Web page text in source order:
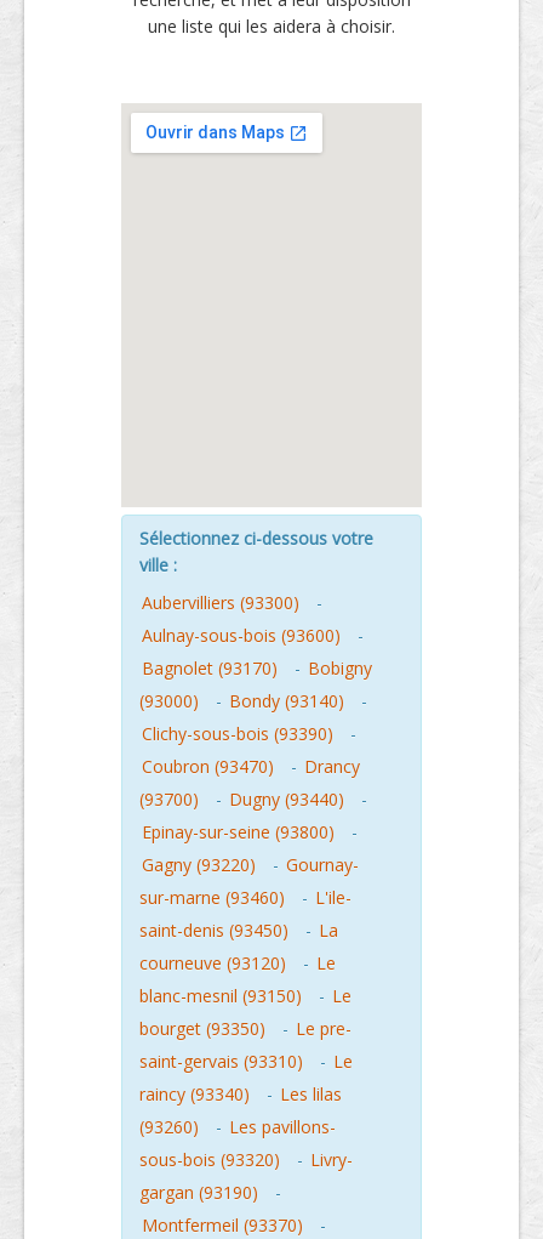
une liste qui les aidera à choisir.
Sélectionnez ci-dessous votre
ville :
Aubervilliers (93300)
-
Aulnay-sous-bois (93600)
-
Bagnolet (93170)
- Bobigny
(93000)
- Bondy (93140)
-
Clichy-sous-bois (93390)
-
Coubron (93470)
- Drancy
(93700)
- Dugny (93440)
-
Epinay-sur-seine (93800)
-
Gagny (93220)
- Gournay-
sur-marne (93460)
- L'ile-
saint-denis (93450)
- La
courneuve (93120)
- Le
blanc-mesnil (93150)
- Le
bourget (93350)
- Le pre-
saint-gervais (93310)
- Le
raincy (93340)
- Les lilas
(93260)
- Les pavillons-
sous-bois (93320)
- Livry-
gargan (93190)
-
Montfermeil (93370)
-